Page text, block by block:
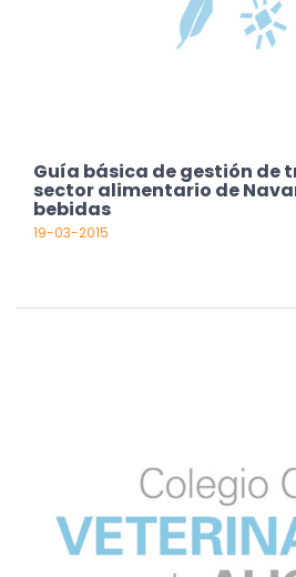
Guía básica de gestión de
sector alimentario de
bebidas
19-03-2015